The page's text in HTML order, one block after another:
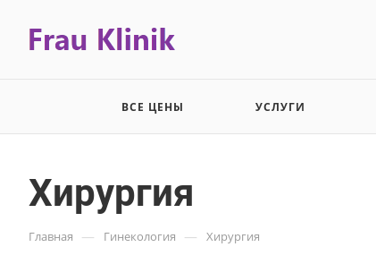
ВСЕ ЦЕНЫ УСЛУГИ
Хирургия
Главная — Гинекология — Хирургия